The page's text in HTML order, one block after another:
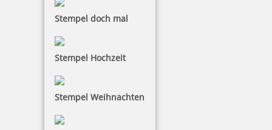
Stempel doch mal
Stempel Hochzeit
Stempel Weihnachten